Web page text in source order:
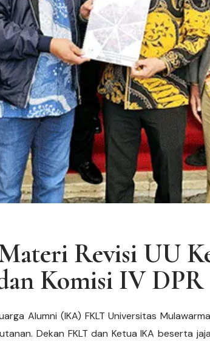
Revisi UU
Komisi IV
Alumni (IKA) FKLT Universitas
Dekan FKLT dan Ketua IKA beserta